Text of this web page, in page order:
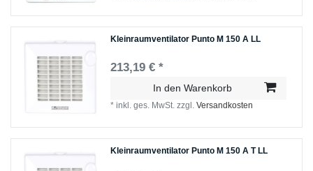
Kleinraumventilator Punto M 150 A LL
213,19 € *
In den Warenkorb
*inkl. ges. MwSt. zzgl.Versandkosten
Kleinraumventilator Punto M 150 A T LL